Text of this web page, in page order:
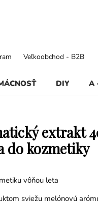
DIY A
Veľkoobchod - B2B
extrakt
do kozmetiky
vôňou leta
sviežu melónovú